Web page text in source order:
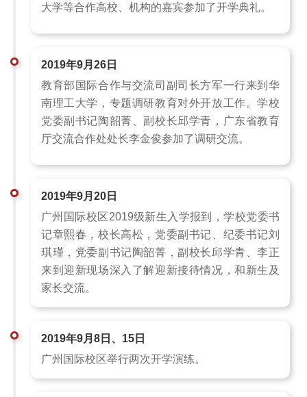
大学等合作高校、机构的嘉宾参加了开学典礼。
2019年9月26日
教育部国际合作与交流司副司长方军一行来到华
南理工大学，专题调研教育对外开放工作。学校
党委副书记陶韶菁、副校长邱学青，广东省教育
厅交流合作处处长李金俊参加了调研交流。
2019年9月20日
广州国际校区2019级新生入学报到，学校党委书
记章熙春，校长高松，党委副书记、纪委书记刘
琪瑾，党委副书记陶韶菁，副校长邱学青、李正
来到迎新现场深入了解迎新接待情况，和新生及
家长交流。
2019年9月8日、15日
广州国际校区举行两次开学演练。